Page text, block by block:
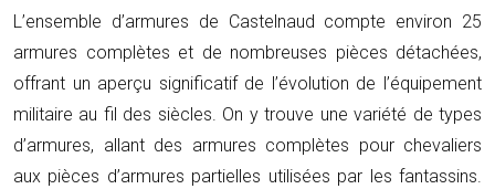
L’ensemble d’armures de Castelnaud compte environ 25
armures complètes et de nombreuses pièces détachées,
offrant un aperçu significatif de l’évolution de l’équipement
militaire au fil des siècles. On y trouve une variété de types
d’armures, allant des armures complètes pour chevaliers
aux pièces d’armures partielles utilisées par les fantassins.